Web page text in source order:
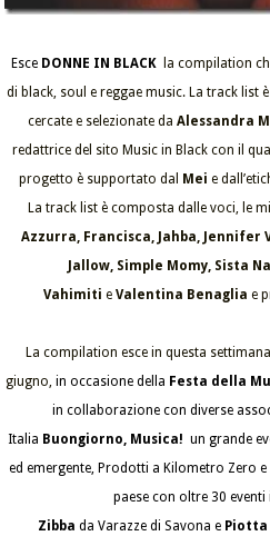
Esce DONNE IN BLACK
la compilation
di black, soul e reggae music. La track list
cercate e selezionate da Alessandra
redattrice del sito Music in Black con il
progetto è supportato dal
Mei e
La track list è composta dalle voci, le
Azzurra, Francisca, Jahba, Jennifer
Jallow, Simple Momy, Sista
Vahimiti e Valentina Benaglia e
La compilation esce in questa
giugno, in occasione della Festa della
in collaborazione con diverse
Italia Buongiorno, Musica! un grande
ed emergente, Prodotti a Kilometro Zero
paese con oltre 30
Zibba da Varazze di Savona e Piotta